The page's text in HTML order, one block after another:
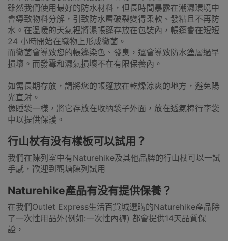
雖然我們使用最好的防水材料，但長時間暴露在潮濕環境中
會導致物料分解，引致防水層破裂變得柔軟、發粘且不再防
水。在溫暖的天氣裡將濕帳篷存放在包裝內，帳篷會在短短
24 小時開始在織物上形成黴菌。
而黴菌會導致您的帳篷染色、發臭，還會導致防水塗層過早
損壞。而發霉和濕氣損壞不在有限保養內。
如需長期存放，請將您的帳篷放在乾燥涼爽的地方，避免陽
光直射。
像睡袋一樣，將它存放在收納袋子外面，放在透氣棉行李袋
中以提供保護。
行山杖有没有樣板可以試用？
我們在陳列室中有Naturehike及其他品牌的行山杖可以一試
手感，歡迎到觀塘陳列試用
Naturehike產品有没有提供保養？
在我們Outlet Express生活百貨城選購的Naturehike產品除
了一次性用品外(例如:一次性內褲) 都會提供14天品質保
證，